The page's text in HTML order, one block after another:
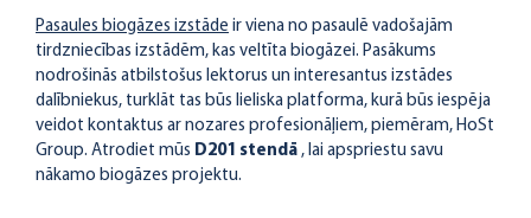
Pasaules biogāzes izstāde ir viena no pasaulē vadošajām
tirdzniecības izstādēm, kas veltīta biogāzei. Pasākums
nodrošinās atbilstošus lektorus un interesantus izstādes
dalībniekus, turklāt tas būs lieliska platforma, kurā būs iespēja
veidot kontaktus ar nozares profesionāļiem, piemēram, HoSt
Group. Atrodiet mūs D201 stendā , lai apspriestu savu
nākamo biogāzes projektu.